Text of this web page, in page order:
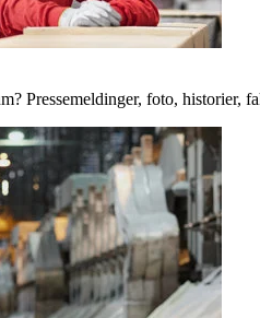
Pressemeldinger, foto, historier,